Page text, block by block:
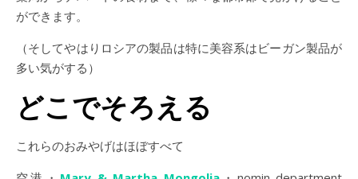
ができます。
（そしてやはりロシアの製品は特に美容系はビーガン製品が
多い気がする）
どこでそろえる
これらのおみやげはほぼすべて